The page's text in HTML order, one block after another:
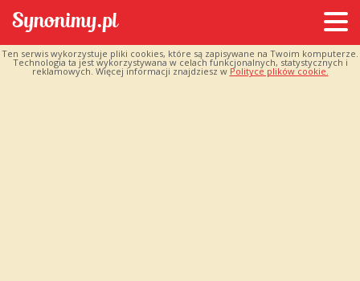
Ten serwis wykorzystuje pliki cookies, które są zapisywane na Twoim komputerze.
Technologia ta jest wykorzystywana w celach funkcjonalnych, statystycznych i
reklamowych. Więcej informacji znajdziesz w Polityce plików cookie.